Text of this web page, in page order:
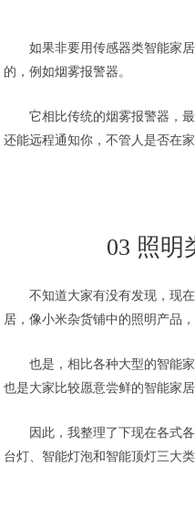
如果非要用传感器类智能家
的，例如烟雾报警器。
它相比传统的烟雾报警器，
还能远程通知你，不管人是否在
03 照明
不知道大家有没有发现，现
居，像小米杂货铺中的照明产品
也是，相比各种大型的智能
也是大家比较愿意尝鲜的智能家居
因此，我整理了下现在各式
台灯、智能灯泡和智能顶灯三大类